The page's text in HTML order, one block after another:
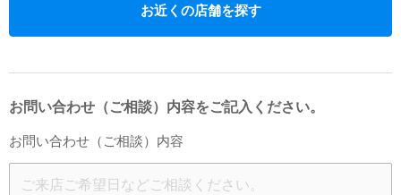
お近くの店舗を探す
お問い合わせ（ご相談）内容をご記入ください。
お問い合わせ（ご相談）内容